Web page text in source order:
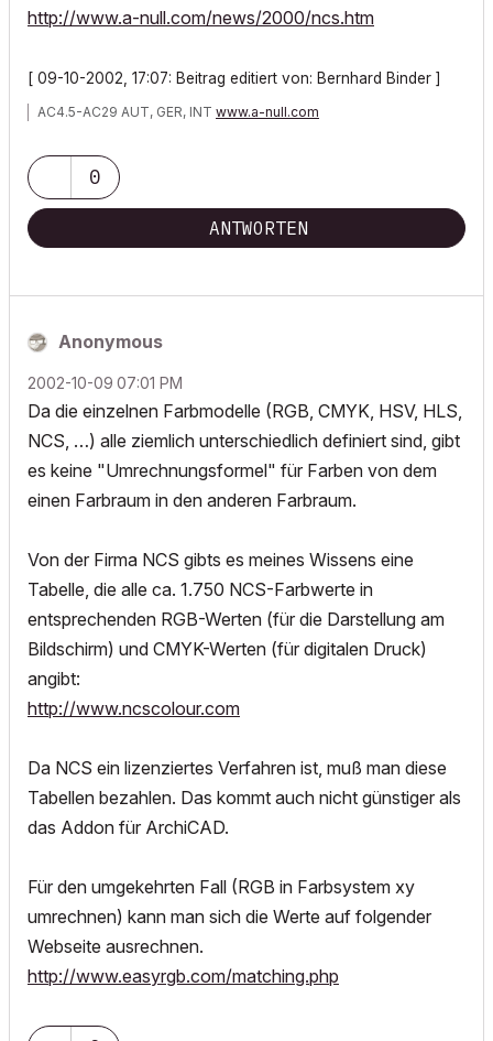
http://www.a-null.com/news/2000/ncs.htm
[ 09-10-2002, 17:07: Beitrag editiert von: Bernhard Binder ]
AC4.5-AC29 AUT, GER, INT www.a-null.com
0
ANTWORTEN
Anonymous
‎2002-10-09 07:01 PM
Da die einzelnen Farbmodelle (RGB, CMYK, HSV, HLS,
NCS, …) alle ziemlich unterschiedlich definiert sind, gibt
es keine "Umrechnungsformel" für Farben von dem
einen Farbraum in den anderen Farbraum.
Von der Firma NCS gibts es meines Wissens eine
Tabelle, die alle ca. 1.750 NCS-Farbwerte in
entsprechenden RGB-Werten (für die Darstellung am
Bildschirm) und CMYK-Werten (für digitalen Druck)
angibt:
http://www.ncscolour.com
Da NCS ein lizenziertes Verfahren ist, muß man diese
Tabellen bezahlen. Das kommt auch nicht günstiger als
das Addon für ArchiCAD.
Für den umgekehrten Fall (RGB in Farbsystem xy
umrechnen) kann man sich die Werte auf folgender
Webseite ausrechnen.
http://www.easyrgb.com/matching.php